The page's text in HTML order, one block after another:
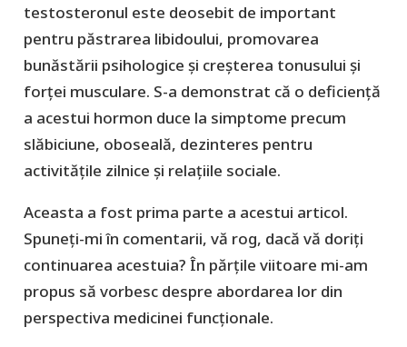
testosteronul este deosebit de important
pentru păstrarea libidoului, promovarea
bunăstării psihologice și creșterea tonusului și
forței musculare. S-a demonstrat că o deficiență
a acestui hormon duce la simptome precum
slăbiciune, oboseală, dezinteres pentru
activitățile zilnice și relațiile sociale.
Aceasta a fost prima parte a acestui articol.
Spuneți-mi în comentarii, vă rog, dacă vă doriți
continuarea acestuia? În părțile viitoare mi-am
propus să vorbesc despre abordarea lor din
perspectiva medicinei funcționale.